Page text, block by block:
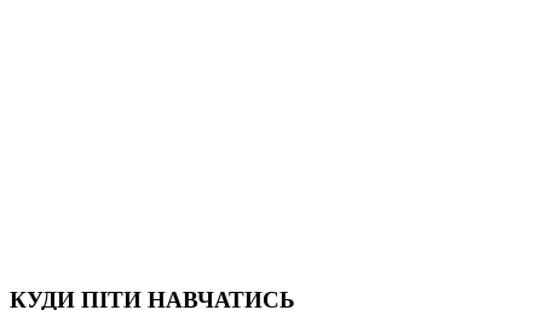
КУДИ ПІТИ НАВЧАТИСЬ